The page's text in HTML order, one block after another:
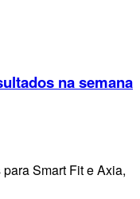
na semana
Smart Fit e Axia,